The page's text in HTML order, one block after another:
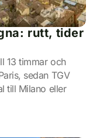
rutt, tider
13 timmar och
sedan TGV
till Milano eller